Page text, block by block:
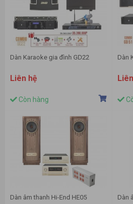
Dàn Karaoke gia đình GD22
Liên hệ
Còn hàng
Dàn
Dàn âm thanh Hi-End HE05 Dàn